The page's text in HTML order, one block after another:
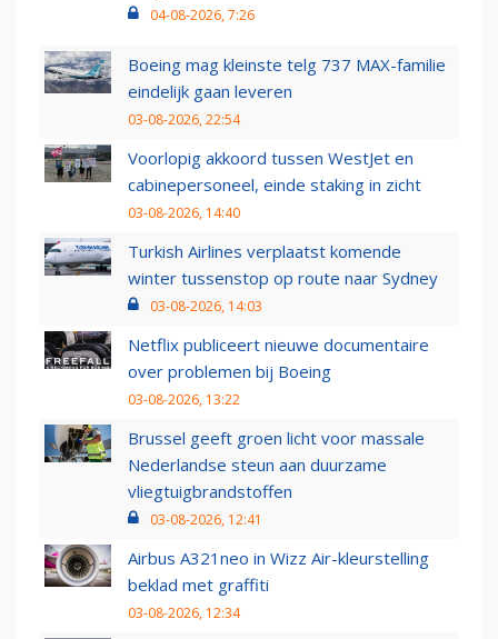
04-08-2026, 7:26
Boeing mag kleinste telg 737 MAX-familie
eindelijk gaan leveren
03-08-2026, 22:54
Voorlopig akkoord tussen WestJet en
cabinepersoneel, einde staking in zicht
03-08-2026, 14:40
Turkish Airlines verplaatst komende
winter tussenstop op route naar Sydney
03-08-2026, 14:03
Netflix publiceert nieuwe documentaire
over problemen bij Boeing
03-08-2026, 13:22
Brussel geeft groen licht voor massale
Nederlandse steun aan duurzame
vliegtuigbrandstoffen
03-08-2026, 12:41
Airbus A321neo in Wizz Air-kleurstelling
beklad met graffiti
03-08-2026, 12:34